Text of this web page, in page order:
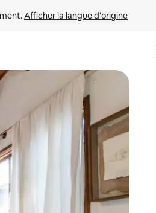
Afficher la langue d'origine